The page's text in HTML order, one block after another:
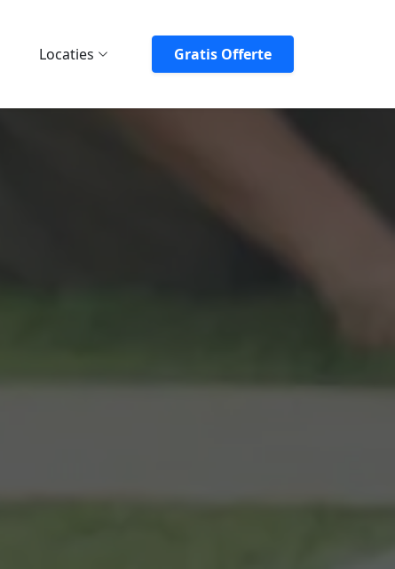
Locaties Gratis Offerte